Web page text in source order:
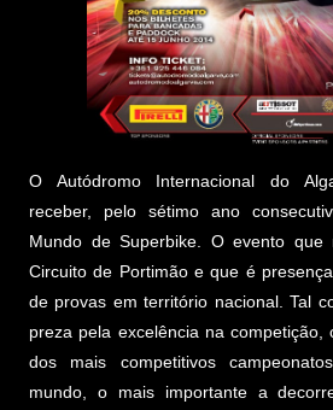
O Autódromo Internacional do
receber, pelo sétimo ano
Mundo de Superbike. O evento
Circuito de Portimão e que é
de provas em território nacional. Tal
preza pela excelência na competição,
dos mais competitivos
mundo, o mais importante a